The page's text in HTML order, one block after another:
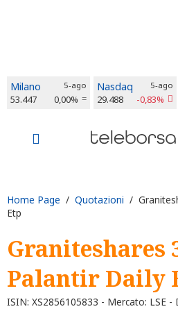
Milano 5-ago
53.447 0,00%
Nasdaq 5-ago
29.488 -0,83%
Home Page / Quotazioni /
Etp
Graniteshares
Palantir Daily
ISIN: XS2856105833 - Mercato: LSE -